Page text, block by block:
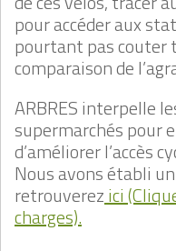
pour accéder aux
pourtant pas couter
comparaison de
ARBRES interpelle
supermarchés pour
d’améliorer l’accès
Nous avons établi
retrouverezici
charges).